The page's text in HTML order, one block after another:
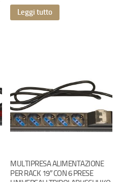
Leggi tutto
MULTIPRESA ALIMENTAZIONE
PER RACK 19″ CON 6 PRESE